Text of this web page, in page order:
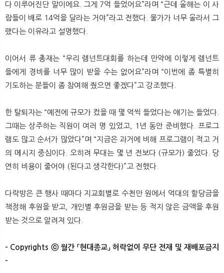
다 이루어진단 말이에요. 그게 7억 들었어요”라며 “근데 올해는 이 사
람들이 배로 14억을 달라는 거야”라고 전했다. 물가가 너무 올라서 그
랬다는 이유라고 설명했다.
이어서 류 총재는 “우리 렘넌트대회를 하는데 만약에 이렇게 렘넌트
들에게 경비를 너무 많이 받을 수는 없어요”라며 “이번에 좀 특별히
기도하는 분들이 좀 참여해 줬으면 좋겠다”고 강조했다.
한 탈퇴자는 “예전에 규모가 컸을 때 몇 억씩 들었다는 얘기는 들었다.
그때는 상주하는 직원이 여러 명 있었고, 1년 동안 준비했다. 프로그
램도 많고 순서가 많았다”며 “지금은 과거에 비해 프로그램이 적고 거
의 메시지 중심이다. 오히려 무대는 몇 년 전보다 (규모가) 줄었다. 당
연히 비용이 줄어야 (된다고 생각한다)”고 전했다.
다락방은 큰 행사 때마다 지교회별로 수천만 원에서 억대의 할당금을
책정해 후원을 받고, 개인별 후원금을 받는 등 적지 않은 금액을 후원
받는 것으로 알려져 있다.
- Copyrights ⓒ 월간 「현대종교」 허락없이 무단 전재 및 재배포금지
-​